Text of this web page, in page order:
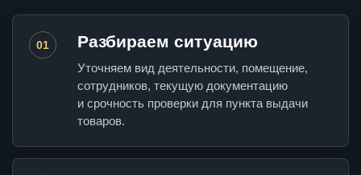
01 Разбираем ситуацию
Уточняем вид деятельности, помещение,
сотрудников, текущую документацию
и срочность проверки для пункта выдачи
товаров.